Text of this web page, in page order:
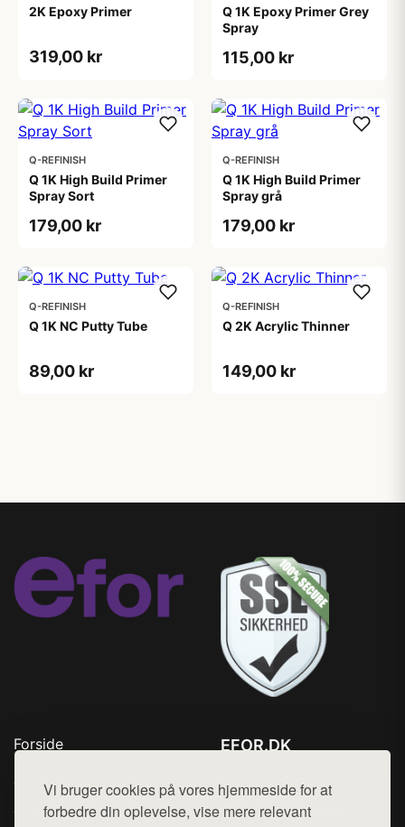
Vi bruger cookies på vores hjemmeside for at
forbedre din oplevelse, vise mere relevant
2K Epoxy Primer
319,00 kr
Q 1K Epoxy Primer Grey
Spray
115,00 kr
Q-REFINISH
Q 1K High Build Primer
Spray Sort
179,00 kr
Q-REFINISH
Q 1K High Build Primer
Spray grå
179,00 kr
Q-REFINISH
Q 1K NC Putty Tube
89,00 kr
Q-REFINISH
Q 2K Acrylic Thinner
149,00 kr
Forside
Top Rabatter
Jotun maling
EFOR.DK
Mail: hej@want.dk